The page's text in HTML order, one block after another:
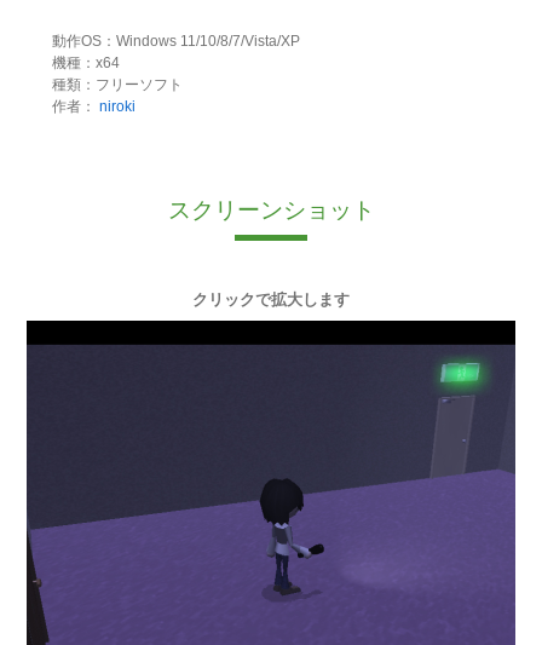
動作OS：Windows 11/10/8/7/Vista/XP
機種：x64
種類：フリーソフト
作者： niroki
スクリーンショット
クリックで拡大します